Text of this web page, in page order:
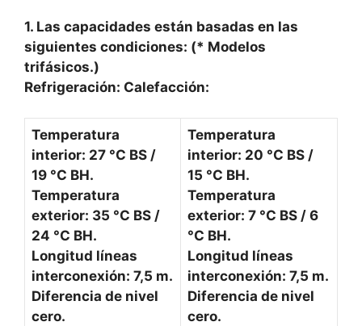
1. Las capacidades están basadas en las
siguientes condiciones: (* Modelos
trifásicos.)
Refrigeración: Calefacción:
Temperatura
interior: 27 °C BS /
19 °C BH.
Temperatura
exterior: 35 °C BS /
24 °C BH.
Longitud líneas
interconexión: 7,5 m.
Diferencia de nivel
cero.
Temperatura
interior: 20 °C BS /
15 °C BH.
Temperatura
exterior: 7 °C BS / 6
°C BH.
Longitud líneas
interconexión: 7,5 m.
Diferencia de nivel
cero.